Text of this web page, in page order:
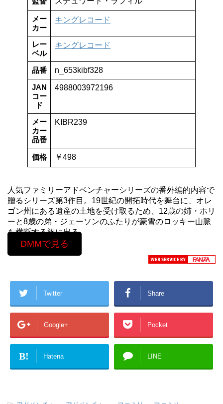
メー
カー
キングレコード
レー
ベル
キングレコード
品番
n_653kibf328
JAN
コー
ド
4988003972196
メー
カー
品番
KIBR239
価格 ￥498
人気ファミリーアドベンチャーシリーズの番外編的内容で
贈るシリーズ第3作目。19世紀の開拓時代を舞台に、オレ
ゴン州にある遺産の土地を受け取るため、12歳の姉・ホリ
ーと8歳の弟・ジェーソンのふたりが豪雪のロッキー山脈
を横断する旅に出る。
DMMで見る
Twitter Share
Google+ Pocket
B! Hatena LINE